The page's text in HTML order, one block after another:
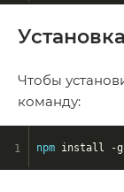
Чтобы
команду:
npm install -g